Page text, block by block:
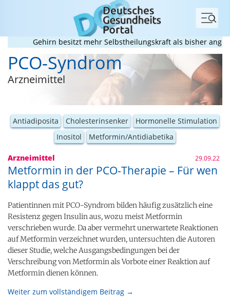
Menü
Gehirn besitzt mehr Selbstheilungskraft als bisher
PCO-Syndrom
Arzneimittel
Antiadiposita Cholesterinsenker
Hormonelle Stimulation
Inositol
Metformin/Antidiabetika
Arzneimittel 29.09.22
Metformin in der PCO-Therapie – Für wen
klappt das gut?
Patientinnen mit PCO-Syndrom bilden häufig zusätzlich eine
Resistenz gegen Insulin aus, wozu meist Metformin
verschrieben wurde. Da aber vermehrt unerwartete Reaktionen
auf Metformin verzeichnet wurden, untersuchten die Autoren
dieser Studie, welche Ausgangsbedingungen bei der
Verschreibung von Metformin als Vorbote einer Reaktion auf
Metformin dienen können.
Weiter zum vollständigem Beitrag →